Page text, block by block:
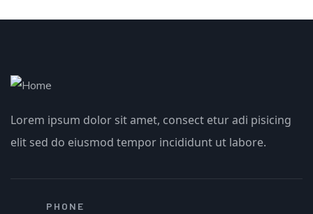
Lorem ipsum dolor sit amet, consect etur adi pisicing
elit sed do eiusmod tempor incididunt ut labore.
PHONE